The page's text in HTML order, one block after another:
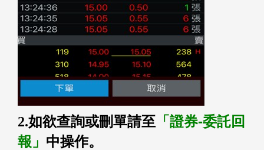
2.如欲查詢或刪單請至 「證券-委託回
報」 中操作。